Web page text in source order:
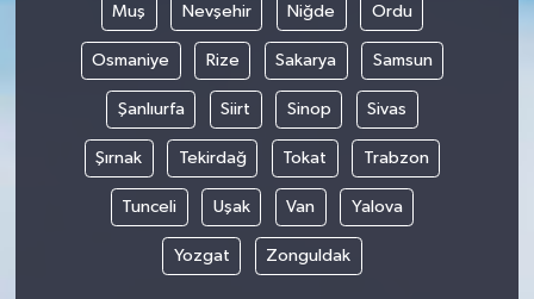
Muş Nevşehir Niğde Ordu
Osmaniye Rize Sakarya Samsun
Şanlıurfa Siirt Sinop Sivas
Şırnak Tekirdağ Tokat Trabzon
Tunceli Uşak Van Yalova
Yozgat Zonguldak